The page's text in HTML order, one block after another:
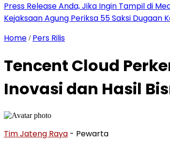
Press Release Anda, Jika Ingin Tampil di
Kejaksaan Agung Periksa 55 Saksi Dugaan
Home / Pers Rilis
Tencent Cloud
Inovasi dan Hasil
Tim Jateng Raya - Pewarta